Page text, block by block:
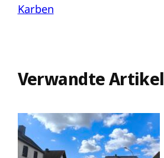
Karben
Verwandte Artikel